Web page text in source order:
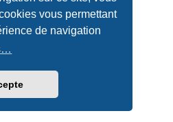
vous permettant
de navigation